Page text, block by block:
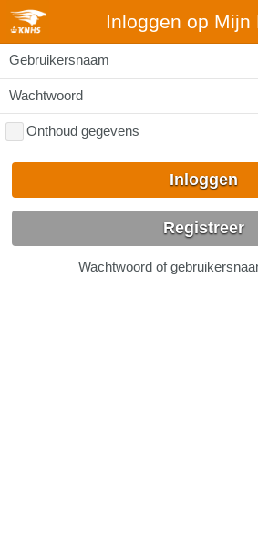
Inloggen op Mijn
Gebruikersnaam
Wachtwoord
Onthoud gegevens
Inloggen
Registreer
Wachtwoord of